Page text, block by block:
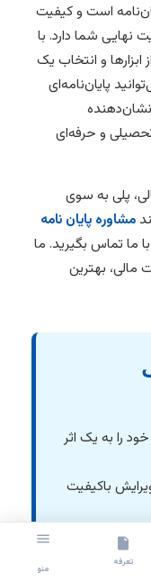
تعرفه
منو
است و کیفیت
نهایی شما دارد. با
و انتخاب یک
پایان‌نامه‌ای
و حرفه‌ای
پلی به سوی
مشاوره پایان نامه
ما تماس بگیرید. ما
مالی، بهترین
خود را به یک اثر
باکیفیت
خود را